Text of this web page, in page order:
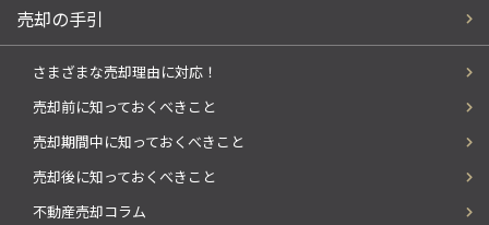
売却の手引
さまざまな売却理由に対応！
売却前に知っておくべきこと
売却期間中に知っておくべきこと
売却後に知っておくべきこと
不動産売却コラム